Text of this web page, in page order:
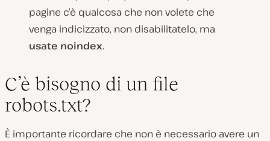
pagine c’è qualcosa che non volete che
venga indicizzato, non disabilitatelo, ma
usate noindex.
C’è bisogno di un file
robots.txt?
È importante ricordare che non è necessario avere un